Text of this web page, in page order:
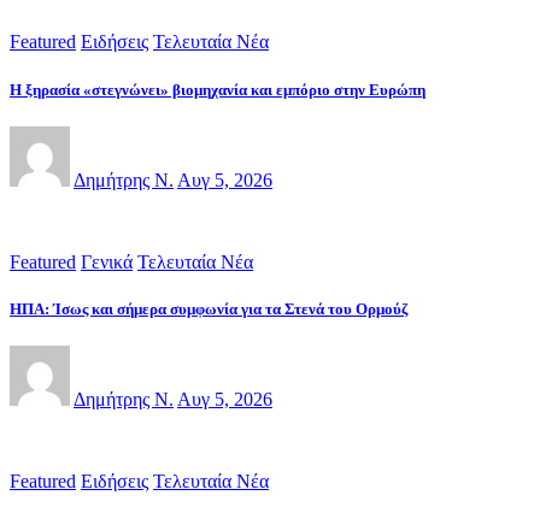
Featured Ειδήσεις Τελευταία Νέα
Η ξηρασία «στεγνώνει» βιομηχανία και εμπόριο στην Ευρώπη
Δημήτρης Ν. Αυγ 5, 2026
Featured Γενικά Τελευταία Νέα
ΗΠΑ: Ίσως και σήμερα συμφωνία για τα Στενά του Ορμούζ
Δημήτρης Ν. Αυγ 5, 2026
Featured Ειδήσεις Τελευταία Νέα